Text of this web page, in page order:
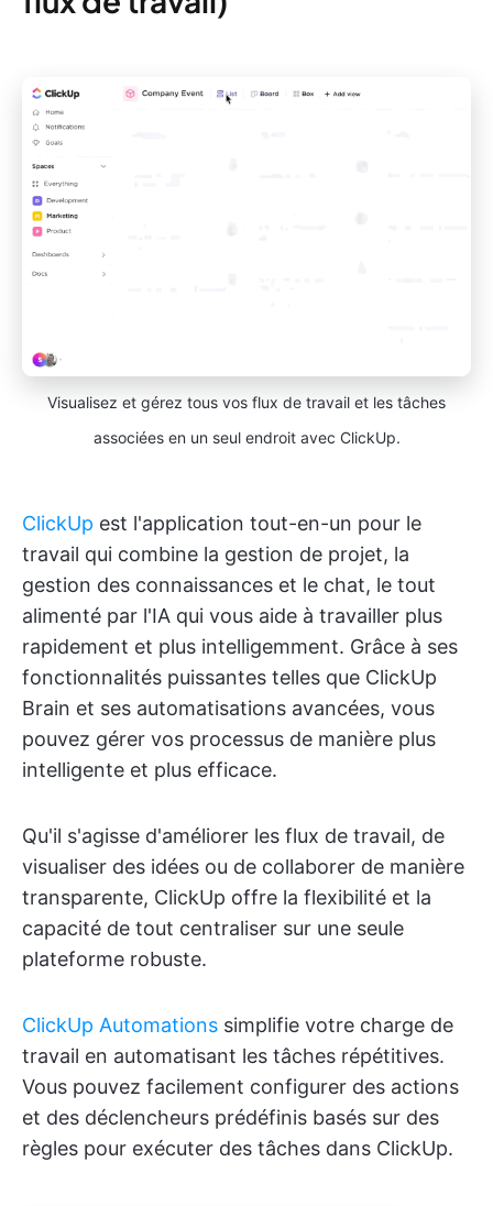
Visualisez et gérez tous vos flux de travail et les tâches
associées en un seul endroit avec ClickUp.
ClickUp est l'application tout-en-un pour le
travail qui combine la gestion de projet, la
gestion des connaissances et le chat, le tout
alimenté par l'IA qui vous aide à travailler plus
rapidement et plus intelligemment. Grâce à ses
fonctionnalités puissantes telles que ClickUp
Brain et ses automatisations avancées, vous
pouvez gérer vos processus de manière plus
intelligente et plus efficace.
Qu'il s'agisse d'améliorer les flux de travail, de
visualiser des idées ou de collaborer de manière
transparente, ClickUp offre la flexibilité et la
capacité de tout centraliser sur une seule
plateforme robuste.
ClickUp Automations simplifie votre charge de
travail en automatisant les tâches répétitives.
Vous pouvez facilement configurer des actions
et des déclencheurs prédéfinis basés sur des
règles pour exécuter des tâches dans ClickUp.